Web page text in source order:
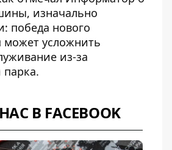
, изначально
победа нового
может усложнить
из-за
парка.
В FACEBOOK